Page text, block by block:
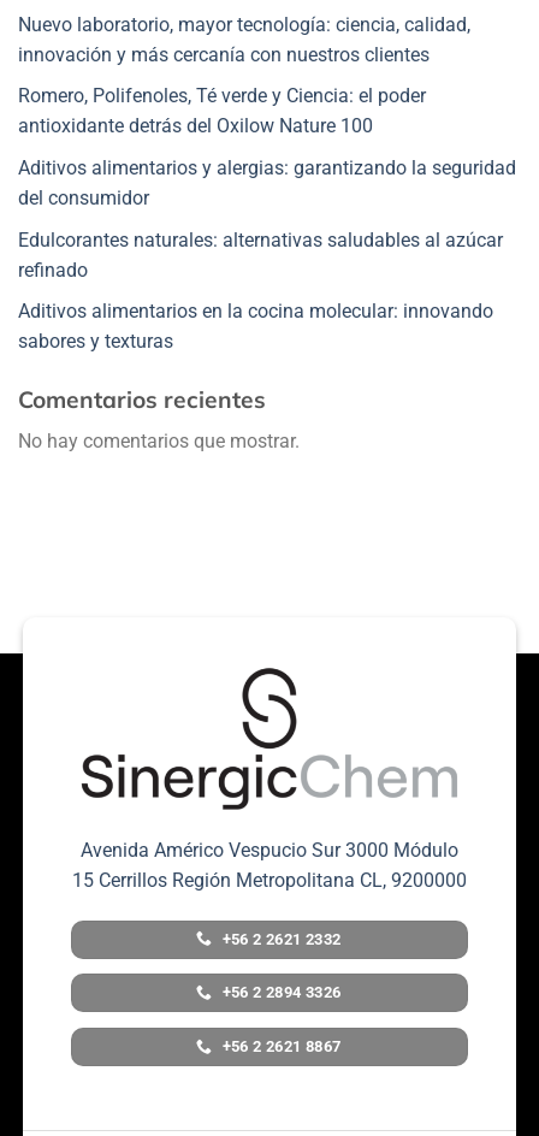
Nuevo laboratorio, mayor tecnología: ciencia, calidad,
innovación y más cercanía con nuestros clientes
Romero, Polifenoles, Té verde y Ciencia: el poder
antioxidante detrás del Oxilow Nature 100
Aditivos alimentarios y alergias: garantizando la seguridad
del consumidor
Edulcorantes naturales: alternativas saludables al azúcar
refinado
Aditivos alimentarios en la cocina molecular: innovando
sabores y texturas
Comentarios recientes
No hay comentarios que mostrar.
Avenida Américo Vespucio Sur 3000 Módulo
15 Cerrillos Región Metropolitana CL, 9200000
+56 2 2621 2332
+56 2 2894 3326
+56 2 2621 8867